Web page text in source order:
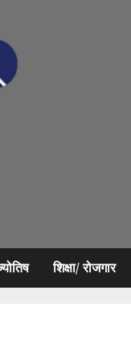
शिक्षा/ रोजगार